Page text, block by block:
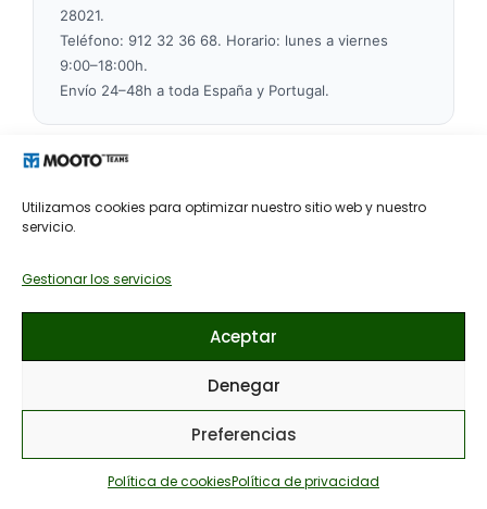
Utilizamos cookies para optimizar nuestro sitio web y nuestro
servicio.
Gestionar los servicios
Aceptar
Denegar
Preferencias
Política de cookiesPolítica de privacidad
28021.
Teléfono: 912 32 36 68. Horario: lunes a viernes
9:00–18:00h.
Envío 24–48h a toda España y Portugal.
CINTURONES KARATE · OBI · STOCK REAL MADRID · ENVÍO
24H A TODA ESPAÑA